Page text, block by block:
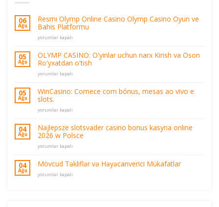
06
Ağu
Resmi Olymp Online Casino Olymp Casino Oyun ve
Bahis Platformu
Resmi
Online
Casino
Olymp
Casino
ve
Bahis
Platformu
için
yorumlar kapalı
05
Ağu
OLYMP CASINO: O'yinlar uchun narx Kirish va Oson
Ro'yxatdan o'tish
OLYMP
O'yinlar
uchun
narx
Kirish
Oson
Ro'yxatdan
o'tish
için
yorumlar kapalı
05
Ağu
WinCasino: Comece com bónus, mesas ao vivo e
slots.
WinCasino:
com
bónus,
mesas
ao
e
slots.
için
yorumlar kapalı
04
Ağu
Najlepsze slotsvader casino bonus kasyna online
2026 w Polsce
Najlepsze
casino
bonus
kasyna
yorumlar kapalı
04
Ağu
Mövcud Təkliflər və Həyəcanverici Mükafatlar
Mövcud
yorumlar kapalı